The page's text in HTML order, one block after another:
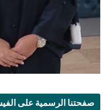
صفحتنا الرسمية على